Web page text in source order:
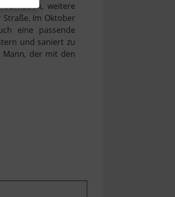
weitere
Straße. Im Oktober
eine passende
und saniert zu
Mann, der mit den